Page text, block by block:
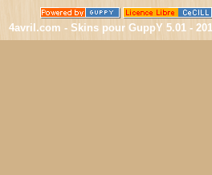
4avril.com - Skins pour GuppY 5.01 -